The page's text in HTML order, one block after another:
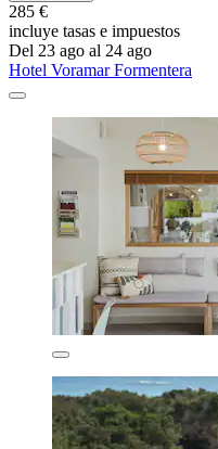
285 €
incluye tasas e impuestos
Del 23 ago al 24 ago
Hotel Voramar Formentera